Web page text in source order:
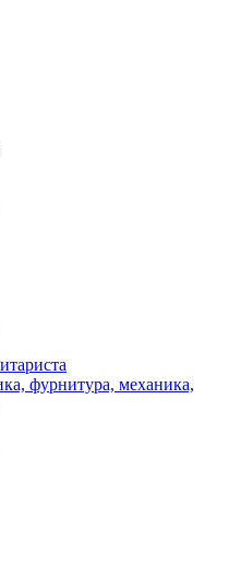
фурнитура, механика,